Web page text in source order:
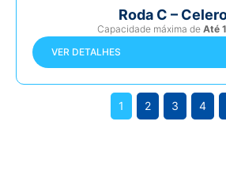
Roda C –
Capacidade máxima de Até
VER DETALHES
1 2 3 4